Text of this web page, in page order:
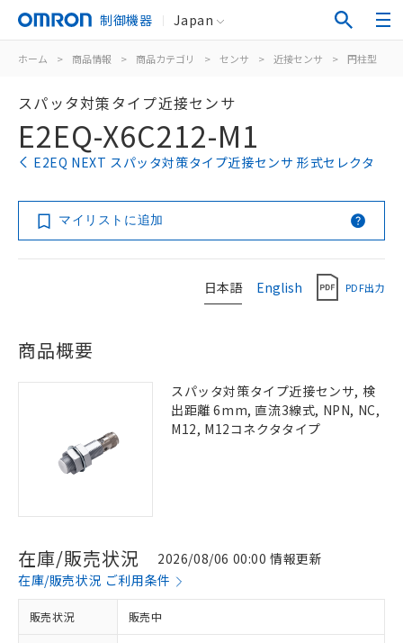
制御機器 Japan
ホーム > 商品情報 > 商品カテゴリ > センサ > 近接センサ > 円柱型
スパッタ対策タイプ近接センサ
E2EQ-X6C212-M1
E2EQ NEXT スパッタ対策タイプ近接センサ 形式セレクタ
マイリストに追加
日本語 English PDF出力
商品概要
スパッタ対策タイプ近接センサ, 検
出距離 6mm, 直流3線式, NPN, NC,
M12, M12コネクタタイプ
在庫/販売状況
2026/08/06 00:00 情報更新
在庫/販売状況 ご利用条件
販売状況 販売中